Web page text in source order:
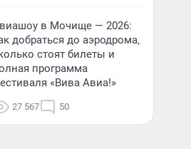
в Мочище — 2026:
добраться до аэродрома,
стоят билеты и
программа
«Вива Авиа!»
27 567 50